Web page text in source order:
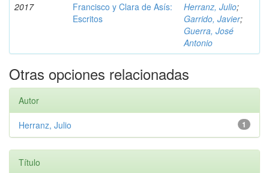
2017
Francisco y Clara de Asís:
Escritos
Herranz, Julio;
Garrido, Javier;
Guerra, José
Antonio
Otras opciones relacionadas
Autor
1
Herranz, Julio
Título